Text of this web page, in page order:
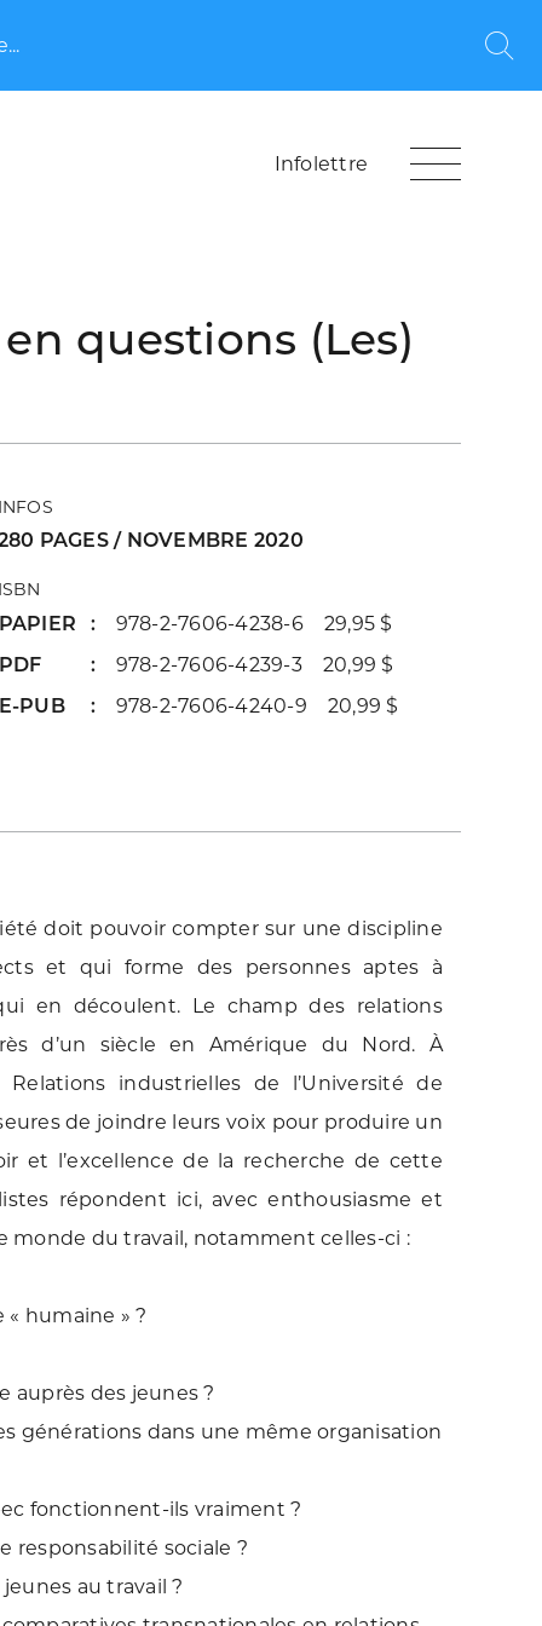
Infolettre
questions (Les)
PAGES / NOVEMBRE 2020
978-2-7606-4238-6 29,95 $
978-2-7606-4239-3 20,99 $
PUB
978-2-7606-4240-9 20,99 $
doit pouvoir compter sur une discipline
et qui forme des personnes aptes à
en découlent. Le champ des relations
d’un siècle en Amérique du Nord. À
Relations industrielles de l’Université de
de joindre leurs voix pour produire un
et l’excellence de la recherche de cette
répondent ici, avec enthousiasme et
monde du travail, notamment celles-ci :
humaine » ?
auprès des jeunes ?
générations dans une même organisation
fonctionnent-ils vraiment ?
responsabilité sociale ?
au travail ?